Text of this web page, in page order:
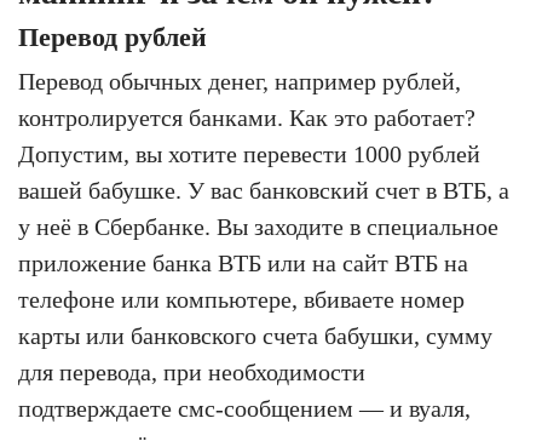
Перевод рублей
Перевод обычных денег, например рублей,
контролируется банками. Как это работает?
Допустим, вы хотите перевести 1000 рублей
вашей бабушке. У вас банковский счет в ВТБ, а
у неё в Сбербанке. Вы заходите в специальное
приложение банка ВТБ или на сайт ВТБ на
телефоне или компьютере, вбиваете номер
карты или банковского счета бабушки, сумму
для перевода, при необходимости
подтверждаете смс-сообщением — и вуаля,